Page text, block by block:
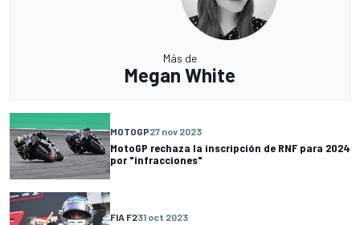
Más de
Megan White
MOTOGP27 nov 2023
MotoGP rechaza la inscripción de RNF para 2024
por "infracciones"
FIA F231 oct 2023